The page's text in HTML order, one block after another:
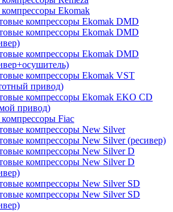
Ekomak
компрессоры Ekomak DMD
компрессоры Ekomak DMD
компрессоры Ekomak DMD
компрессоры Ekomak VST
привод)
компрессоры Ekomak EKO CD
привод)
Fiac
компрессоры New Silver
компрессоры New Silver (ресивер)
компрессоры New Silver D
компрессоры New Silver D
компрессоры New Silver SD
компрессоры New Silver SD